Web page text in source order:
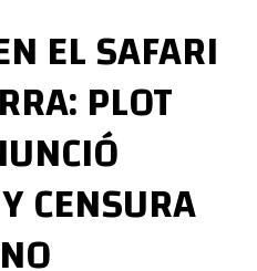
DIGITAL
EL SAFARI
PLOT
CENSURA